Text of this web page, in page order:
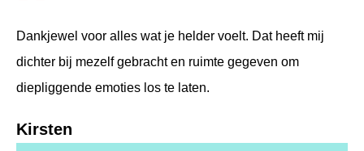
Dankjewel voor alles wat je helder voelt. Dat heeft mij
dichter bij mezelf gebracht en ruimte gegeven om
diepliggende emoties los te laten.
Kirsten